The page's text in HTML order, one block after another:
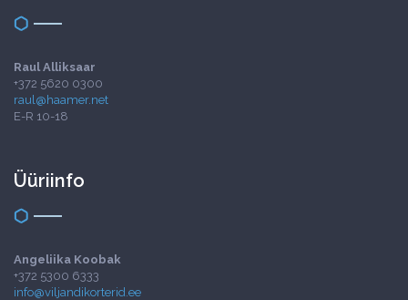
Raul Alliksaar
+372 5620 0300
raul@haamer.net
E-R 10-18
Üüriinfo
Angeliika Koobak
+372 5300 6333
info@viljandikorterid.ee